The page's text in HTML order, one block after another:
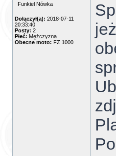
Funkiel Nówka
Dołączył(a): 2018-07-11
20:33:40
Posty: 2
Płeć: Mężczyzna
Obecne moto: FZ 1000